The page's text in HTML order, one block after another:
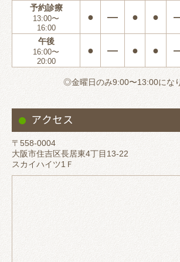
予約診療
13:00〜
16:00
● ― ● ●
午後
16:00〜
20:00
● ― ● ●
◎金曜日のみ9:00〜13:00にな
アクセス
〒558-0004
大阪市住吉区長居東4丁目13-22
スカイハイツ1Ｆ